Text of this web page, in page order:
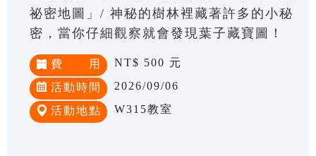
祕密地圖」/ 神秘的樹林裡藏著許多的小秘
密，當你仔細觀察就會發現葉子藏寶圖！
費 用 NT$ 500 元
活動時間 2026/09/06
活動地點 W315教室